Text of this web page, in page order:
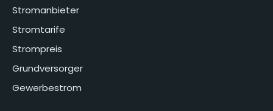
Stromanbieter
Stromtarife
Strompreis
Grundversorger
Gewerbestrom